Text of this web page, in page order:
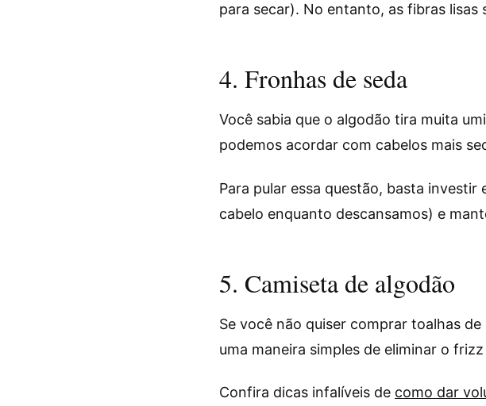
para secar). No entanto, as fibras
4. Fronhas de seda
Você sabia que o algodão tira muita
podemos acordar com cabelos mais
Para pular essa questão, basta
cabelo enquanto descansamos) e
5. Camiseta de algodão
Se você não quiser comprar toalhas
uma maneira simples de eliminar o
Confira dicas infalíveis de como dar